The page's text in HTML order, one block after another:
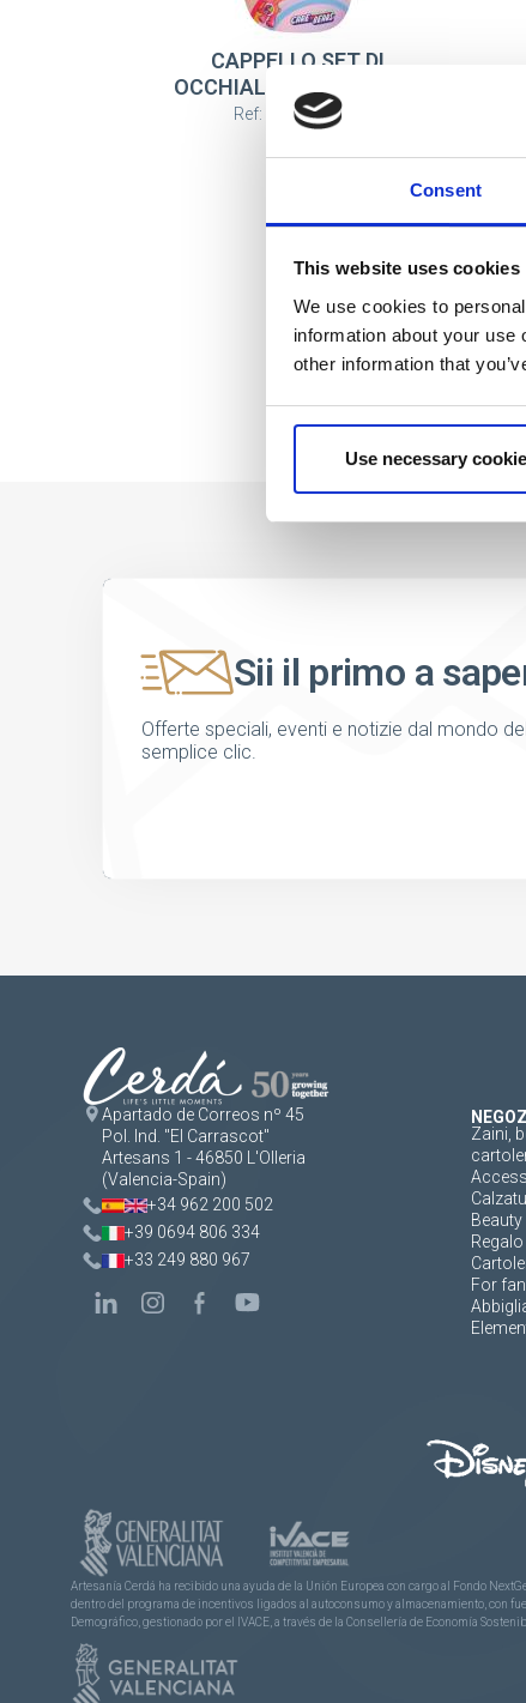
Consent
This website uses cookies
We use cookies to
information about your
other information that
Use necessary
CAPPELLO SET DI
OCCHIALI DA SOLE CARE
BEARS
Ref: 2200010743
Sii il primo a
Offerte speciali, eventi e notizie dal mondo
semplice clic.
Apartado de Correos nº 45
Pol. Ind. "El Carrascot"
Artesans 1 - 46850 L'Olleria
(Valencia-Spain)
+34 962 200 502
+39 0694 806 334
+33 249 880 967
Zaini,
Beauty
For
Artesanía Cerdá ha recibido una ayuda de la Unión Europea con cargo al Fondo
dentro del programa de incentivos ligados al autoconsumo y almacenamiento, con
Demográfico, gestionado por el IVACE, a través de la Consellería de Economía